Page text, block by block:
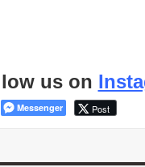
us on
Messenger Post